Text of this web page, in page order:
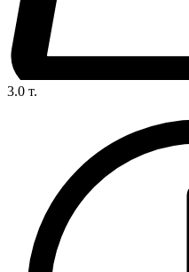
3.0 т.